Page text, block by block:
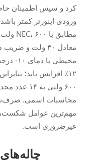
کرد و سپس اطمینان
ورودی اینورتر کمتر
۱۲٪ افزایش یابد؛
محاسبات اسمی.
مهم‌ترین عوامل
غیرضروری است.